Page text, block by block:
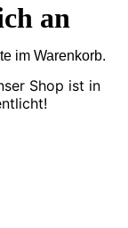
im Warenkorb.
an
Shop ist in